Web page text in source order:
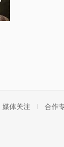
媒体关注 合作